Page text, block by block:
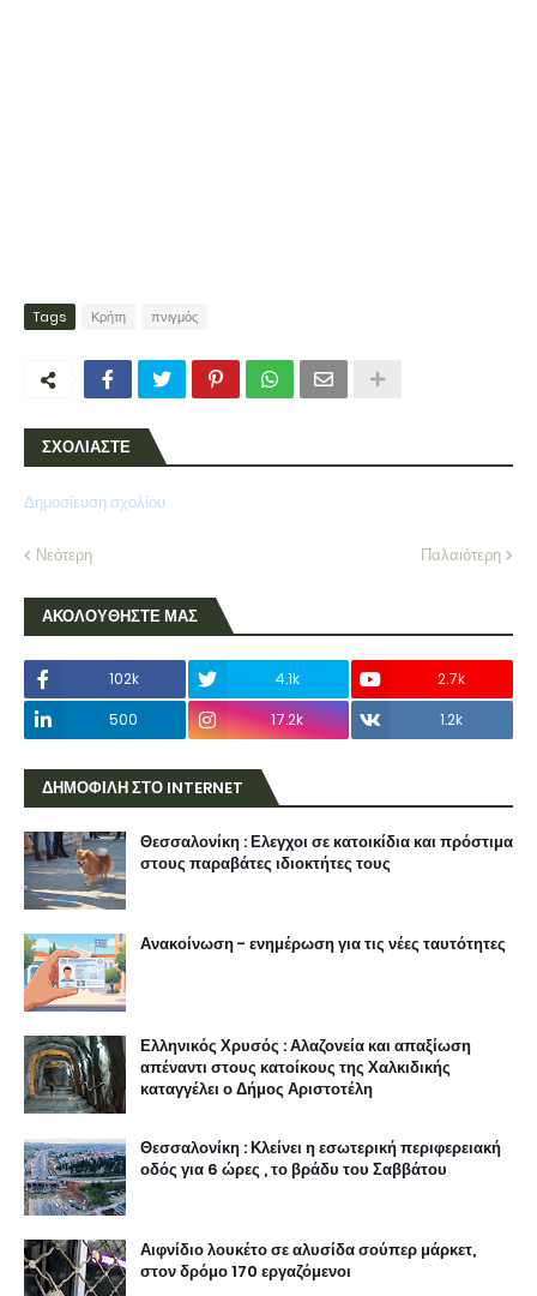
Tags Κρήτη πνιγμός
ΣΧΟΛΙΑΣΤΕ
Δημοσίευση σχολίου
Νεότερη Παλαιότερη
ΑΚΟΛΟΥΘΗΣΤΕ ΜΑΣ
102k 4.1k
2.7k
500
17.2k 1.2k
ΔΗΜΟΦΙΛΗ ΣΤΟ INTERNET
Θεσσαλονίκη : Ελεγχοι σε κατοικίδια και πρόστιμα
στους παραβάτες ιδιοκτήτες τους
Ανακοίνωση - ενημέρωση για τις νέες ταυτότητες
Ελληνικός Χρυσός : Αλαζονεία και απαξίωση
απέναντι στους κατοίκους της Χαλκιδικής
καταγγέλει ο Δήμος Αριστοτέλη
Θεσσαλονίκη : Κλείνει η εσωτερική περιφερειακή
οδός για 6 ώρες , το βράδυ του Σαββάτου
Αιφνίδιο λουκέτο σε αλυσίδα σούπερ μάρκετ,
στον δρόμο 170 εργαζόμενοι